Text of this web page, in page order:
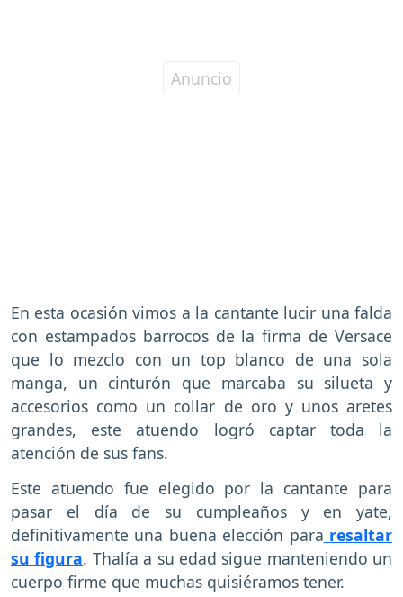
En esta ocasión vimos a la cantante lucir una falda
con estampados barrocos de la firma de Versace
que lo mezclo con un top blanco de una sola
manga, un cinturón que marcaba su silueta y
accesorios como un collar de oro y unos aretes
grandes, este atuendo logró captar toda la
atención de sus fans.
Este atuendo fue elegido por la cantante para
pasar el día de su cumpleaños y en yate,
definitivamente una buena elección para resaltar
su figura. Thalía a su edad sigue manteniendo un
cuerpo firme que muchas quisiéramos tener.